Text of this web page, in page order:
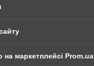
на маркетплейсі Prom.ua